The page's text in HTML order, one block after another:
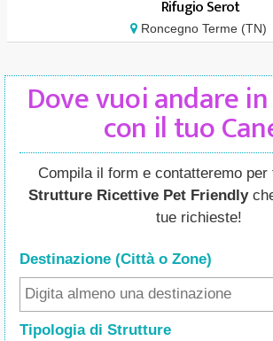
Rifugio Serot
Roncegno Terme (TN)
Dove vuoi andare
con il tuo
Compila il form e contatteremo per
Strutture Ricettive Pet Friendly
tue richieste!
Destinazione (Città o Zone)
Tipologia di Strutture